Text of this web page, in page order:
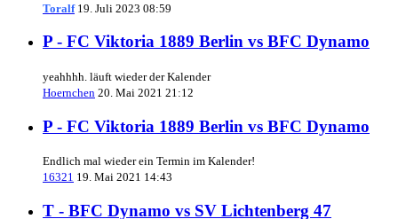
Toralf 19. Juli 2023 08:59
P - FC Viktoria 1889 Berlin vs BFC Dynamo
yeahhhh. läuft wieder der Kalender
Hoernchen 20. Mai 2021 21:12
P - FC Viktoria 1889 Berlin vs BFC Dynamo
Endlich mal wieder ein Termin im Kalender!
16321 19. Mai 2021 14:43
T - BFC Dynamo vs SV Lichtenberg 47